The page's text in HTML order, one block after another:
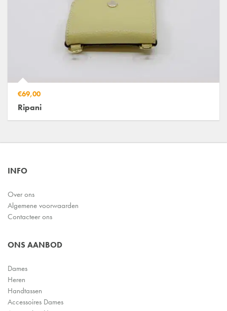
€69,00
Ripani
INFO
Over ons
Algemene voorwaarden
Contacteer ons
ONS AANBOD
Dames
Heren
Handtassen
Accessoires Dames